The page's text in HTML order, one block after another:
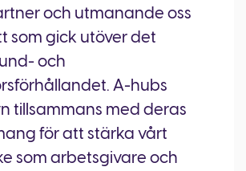
och utmanande oss
som gick utöver det
och
A-hubs
tillsammans med deras
för att stärka vårt
som arbetsgivare och